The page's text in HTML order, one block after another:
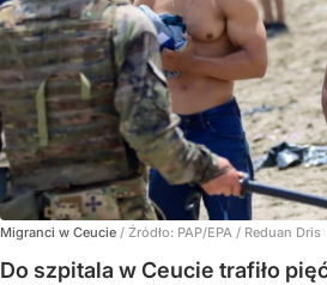
Migranci w Ceucie / Źródło: PAP/EPA / Reduan Dris
Do szpitala w Ceucie trafiło